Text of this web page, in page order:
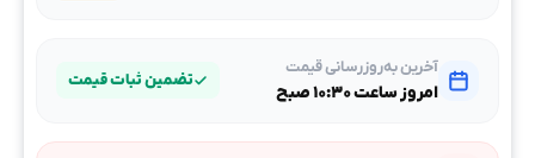
آخرین به‌روزرسانی قیمت
امروز ساعت ۱۰:۳۰ صبح
تضمین ثبات قیمت